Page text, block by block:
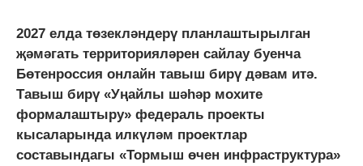
2027 елда төзекләндерү планлаштырылган
җәмәгать территорияләрен сайлау буенча
Бөтенроссия онлайн тавыш бирү дәвам итә.
Тавыш бирү «Уңайлы шәһәр мохите
формалаштыру» федераль проекты
кысаларында илкүләм проектлар
составындагы «Тормыш өчен инфраструктура»